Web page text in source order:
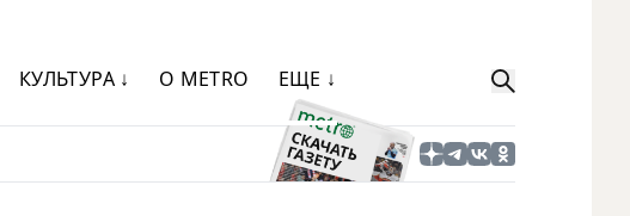
КУЛЬТУРА ↓ О METRO ЕЩЕ ↓